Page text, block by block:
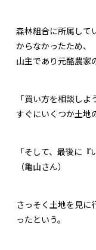
森林組合に所属して
からなかったため、
山主であり元酪農家
「買い方を相談しよ
すぐにいくつか土地
「そして、最後に
（亀山さん）
さっそく土地を見に
ったという。